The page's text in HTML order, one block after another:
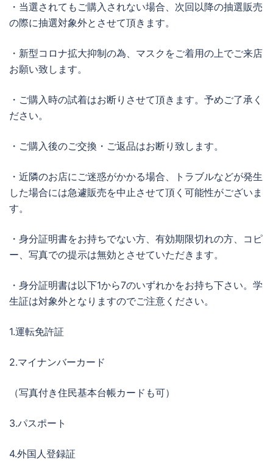
・当選されてもご購入されない場合、次回以降の抽選販売
の際に抽選対象外とさせて頂きます。
・新型コロナ拡大抑制の為、マスクをご着用の上でご来店
お願い致します。
・ご購入時の試着はお断りさせて頂きます。予めご了承く
ださい。
・ご購入後のご交換・ご返品はお断り致します。
・近隣のお店にご迷惑がかかる場合、トラブルなどが発生
した場合には急遽販売を中止させて頂く可能性がございま
す。
・身分証明書をお持ちでない方、有効期限切れの方、コピ
ー、写真での提示は無効とさせていただきます。
・身分証明書は以下1から7のいずれかをお持ち下さい。学
生証は対象外となりますのでご注意ください。
1.運転免許証
2.マイナンバーカード
（写真付き住民基本台帳カードも可）
3.パスポート
4.外国人登録証